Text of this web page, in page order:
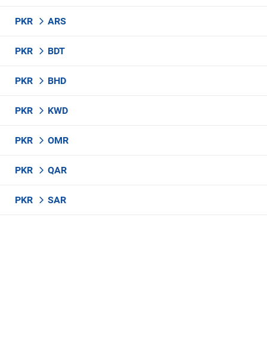
PKR ARS
PKR BDT
PKR BHD
PKR KWD
PKR OMR
PKR QAR
PKR SAR